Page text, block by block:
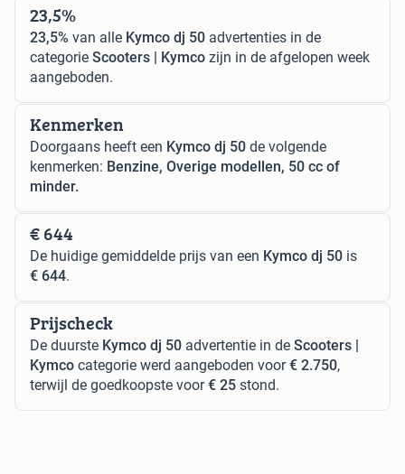
23,5%
23,5% van alle Kymco dj 50 advertenties in de
categorie Scooters | Kymco zijn in de afgelopen week
aangeboden.
Kenmerken
Doorgaans heeft een Kymco dj 50 de volgende
kenmerken: Benzine, Overige modellen, 50 cc of
minder.
€ 644
De huidige gemiddelde prijs van een Kymco dj 50 is
€ 644.
Prijscheck
De duurste Kymco dj 50 advertentie in de Scooters |
Kymco categorie werd aangeboden voor€ 2.750,
terwijl de goedkoopste voor€ 25 stond.